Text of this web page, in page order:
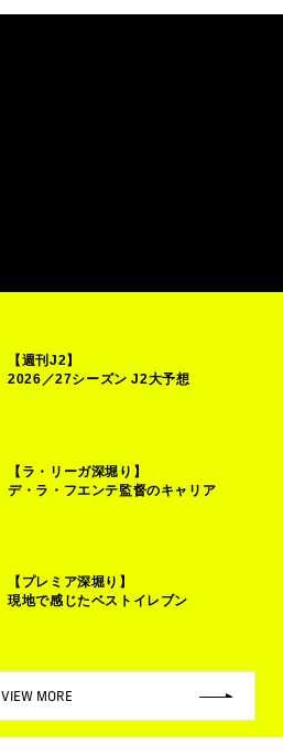
【週刊J2】
2026／27シーズン J2大予想
【ラ・リーガ深堀り】
デ・ラ・フエンテ監督のキャリア
【プレミア深堀り】
現地で感じたベストイレブン
VIEW MORE